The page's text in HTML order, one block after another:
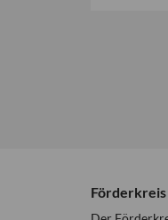
Förderkreis